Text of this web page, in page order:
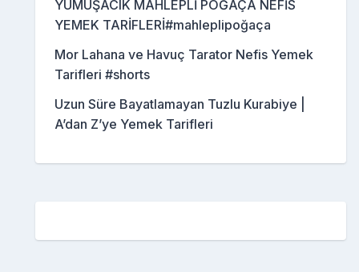
YUMUŞACIK MAHLEPLİ POĞAÇA NEFİS
YEMEK TARİFLERİ#mahleplipoğaça
Mor Lahana ve Havuç Tarator Nefis Yemek
Tarifleri #shorts
Uzun Süre Bayatlamayan Tuzlu Kurabiye |
A’dan Z’ye Yemek Tarifleri